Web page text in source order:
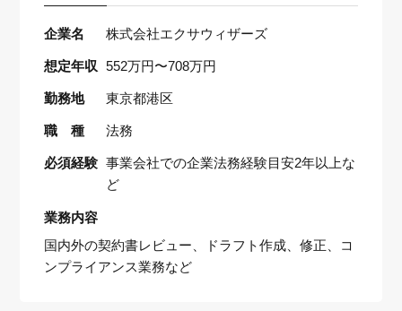
企業名 株式会社エクサウィザーズ
想定年収 552万円〜708万円
勤務地 東京都港区
職 種 法務
必須経験 事業会社での企業法務経験目安2年以上な
ど
業務内容
国内外の契約書レビュー、ドラフト作成、修正、コ
ンプライアンス業務など